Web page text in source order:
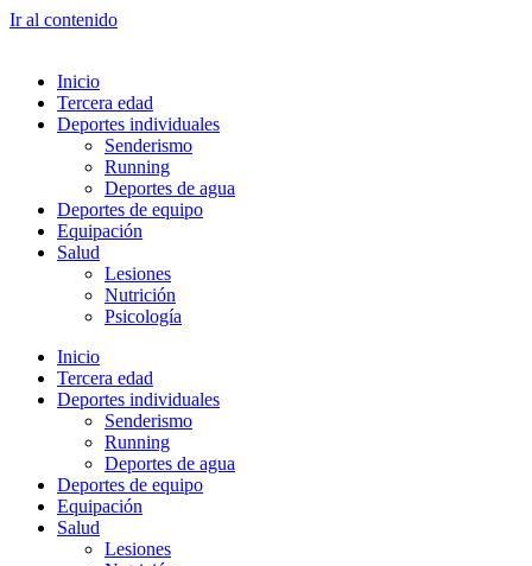
Ir al contenido
Inicio
Tercera edad
Deportes individuales
Senderismo
Running
Deportes de agua
Deportes de equipo
Equipación
Salud
Lesiones
Nutrición
Psicología
Inicio
Tercera edad
Deportes individuales
Senderismo
Running
Deportes de agua
Deportes de equipo
Equipación
Salud
Lesiones